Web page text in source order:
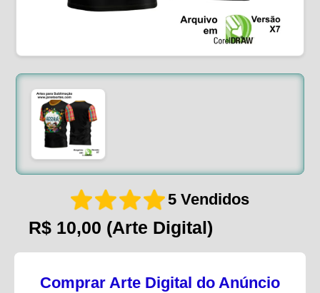
5 Vendidos
R$ 10,00 (Arte Digital)
Comprar Arte Digital do Anúncio